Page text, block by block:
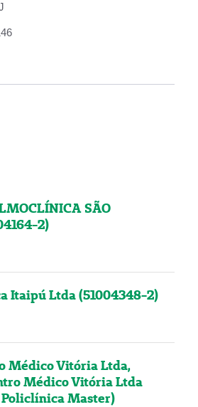
SÃO
2)
Itaipú Ltda (51004348-2)
Médico Vitória Ltda,
Médico Vitória Ltda
Policlínica Master)